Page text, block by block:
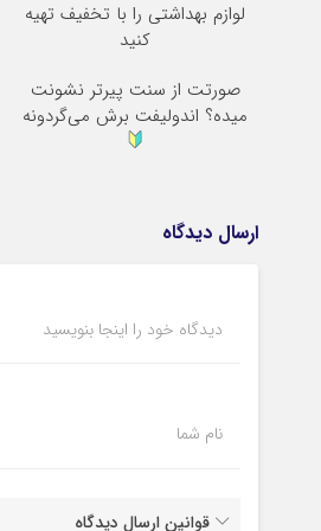
لوازم بهداشتی را با تخفیف تهیه
کنید
صورتت از سنت پیرتر نشونت
میده؟ اندولیفت برش می‌گردونه
ارسال دیدگاه
دیدگاه خود را اینجا بنویسید
نام شما
قوانین ارسال دیدگاه